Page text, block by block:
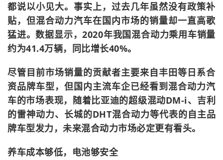
都说以小见大。事实上，过去几年虽然没有政策补
贴，但混合动力汽车在国内市场的销量却一直高歌
猛进。数据显示，2020年我国混合动力乘用车销量
约为41.4万辆，同比增长40%。
尽管目前市场销量的贡献者主要来自丰田等日系合
资品牌车型，但国内主流车企已经看到混合动力汽
车的市场表现，随着比亚迪的超级混动DM-i、吉利
的雷神动力、长城的DHT混合动力等代表的自主品
牌车型发力，未来混合动力市场必定更有看头。
养车成本够低，电池够安全